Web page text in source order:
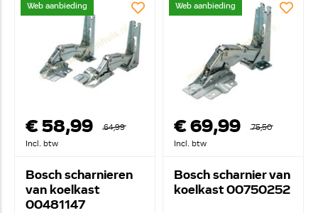
Web aanbieding
€ 58,99
64,99
Incl. btw
Bosch scharnieren
van koelkast
00481147
Web aanbieding
€ 69,99
75,50
Incl. btw
Bosch scharnier van
koelkast 00750252